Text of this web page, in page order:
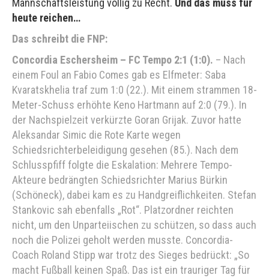
Mannschaftsleistung völlig zu Recht. Und das muss für
heute reichen…
Das schreibt die FNP:
Concordia Eschersheim – FC Tempo 2:1 (1:0). – Nach
einem Foul an Fabio Comes gab es Elfmeter: Saba
Kvaratskhelia traf zum 1:0 (22.). Mit einem strammen 18-
Meter-Schuss erhöhte Keno Hartmann auf 2:0 (79.). In
der Nachspielzeit verkürzte Goran Grijak. Zuvor hatte
Aleksandar Simic die Rote Karte wegen
Schiedsrichterbeleidigung gesehen (85.). Nach dem
Schlusspfiff folgte die Eskalation: Mehrere Tempo-
Akteure bedrängten Schiedsrichter Marius Bürkin
(Schöneck), dabei kam es zu Handgreiflichkeiten. Stefan
Stankovic sah ebenfalls „Rot“. Platzordner reichten
nicht, um den Unparteiischen zu schützen, so dass auch
noch die Polizei geholt werden musste. Concordia-
Coach Roland Stipp war trotz des Sieges bedrückt: „So
macht Fußball keinen Spaß. Das ist ein trauriger Tag für